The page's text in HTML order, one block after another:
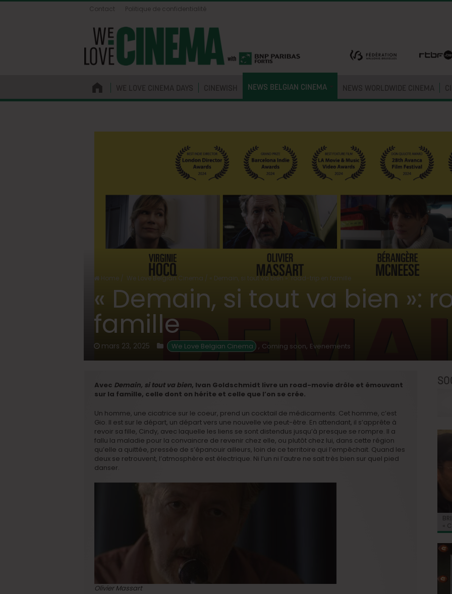
Contact Politique de confidentialité
WE LOVE CINEMA DAYS CINEWISH NEWS BELGIAN CINEMA NEWS WORLDWIDE CINEMA
Home / We Love Belgian Cinema / « Demain, si tout va bien »: road-trip en famille
« Demain, si tout va bien »:
famille
mars 23, 2025 We Love Belgian Cinema , Coming soon, Evenements
Avec Demain, si tout va bien, Ivan Goldschmidt livre un road-movie drôle et émouvant
sur la famille, celle dont on hérite et celle que l’on se crée.
Un homme, une cicatrice sur le coeur, prend un cocktail de médicaments. Cet homme, c’est
Gio. Il est sur le départ, un départ vers une nouvelle vie peut-être. En attendant, il s’apprête à
revoir sa fille, Cindy, avec laquelle les liens se sont distendus jusqu’à presque se rompre. Il a
fallu la maladie pour la convaincre de revenir chez elle, ou plutôt chez lui, dans cette région
qu’elle a quittée, pressée de s’épanouir ailleurs, loin de ce territoire qui l’empêchait. Quand les
deux se retrouvent, l’atmosphère est électrique. Ni l’un ni l’autre ne sait très bien sur quel pied
danser.
Olivier Massart
«
du
«